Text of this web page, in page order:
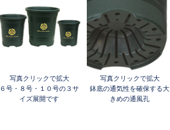
写真クリックで拡大
６号・８号・１０号の３サ
イズ展開です
写真クリックで拡大
鉢底の通気性を確保する大
きめの通風孔